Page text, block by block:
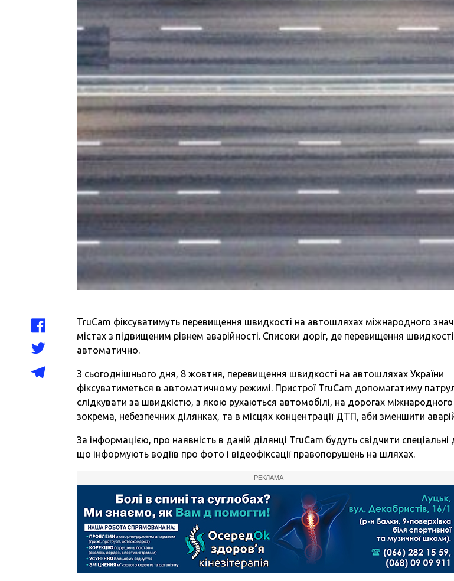
TruCam фіксуватимуть перевищення швидкості на автошляхах міжнародного
містах з підвищеним рівнем аварійності. Списоки доріг, де перевищення
автоматично.
З сьогоднішнього дня, 8 жовтня, перевищення швидкості на автошляхах України
фіксуватиметься в автоматичному режимі. Пристрої TruCam допомагатиму
слідкувати за швидкістю, з якою рухаються автомобілі, на дорогах міжнародного
зокрема, небезпечних ділянках, та в місцях концентрації ДТП, аби зменшити
За інформацією, про наявність в даній ділянці TruCam будуть свідчити спеціальні
що інформують водіїв про фото і відеофіксації правопорушень на шляхах.
РЕКЛАМА